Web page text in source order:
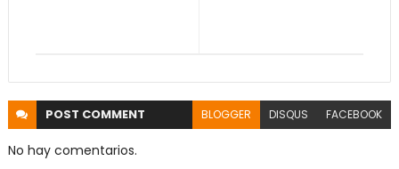
POST COMMENT BLOGGER DISQUS FACEBOOK
No hay comentarios.